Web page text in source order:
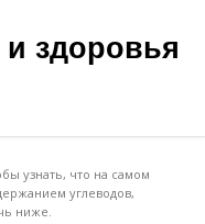
здоровья
узнать, что на самом
углеводов,
ниже.